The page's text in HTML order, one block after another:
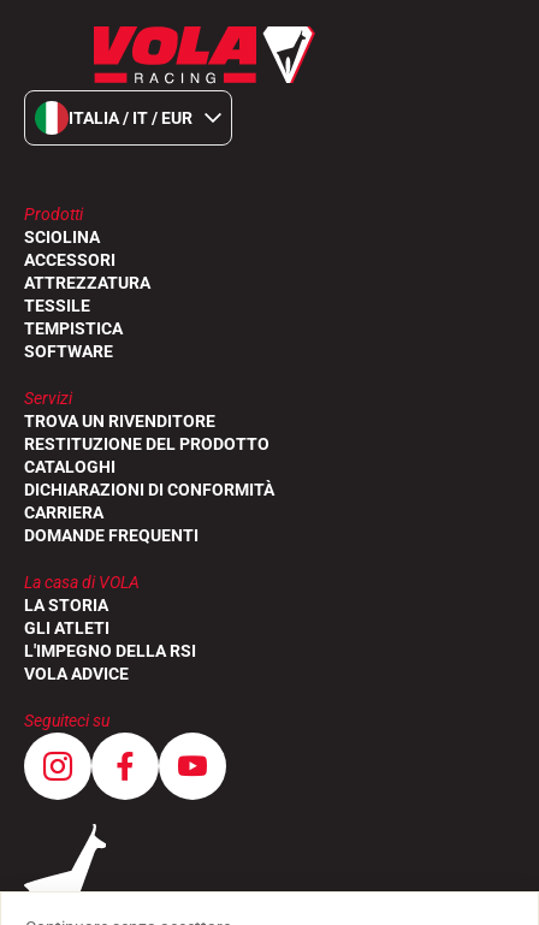
ITALIA / IT / EUR
Prodotti
SCIOLINA
ACCESSORI
ATTREZZATURA
TESSILE
TEMPISTICA
SOFTWARE
Servizi
TROVA UN RIVENDITORE
RESTITUZIONE DEL PRODOTTO
CATALOGHI
DICHIARAZIONI DI CONFORMITÀ
CARRIERA
DOMANDE FREQUENTI
La casa di VOLA
LA STORIA
GLI ATLETI
L'IMPEGNO DELLA RSI
VOLA ADVICE
Seguiteci su